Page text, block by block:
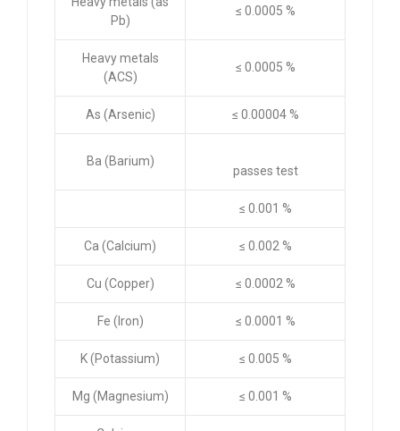
Pb)
≤ 0.0005 %
Heavy metals
(ACS)
≤ 0.0005 %
As (Arsenic) ≤ 0.00004 %
Ba (Barium)
passes test
≤ 0.001 %
Ca (Calcium) ≤ 0.002 %
Cu (Copper) ≤ 0.0002 %
Fe (Iron) ≤ 0.0001 %
K (Potassium) ≤ 0.005 %
Mg (Magnesium) ≤ 0.001 %